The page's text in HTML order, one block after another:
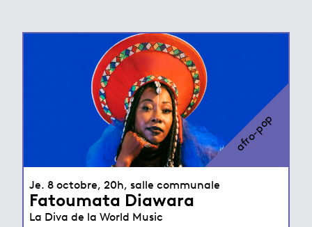
afro-pop
Je. 8 octobre, 20h, salle communale
Fatoumata Diawara
La Diva de la World Music